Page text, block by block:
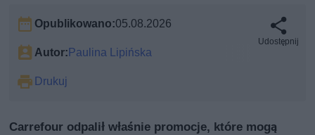
Opublikowano:05.08.2026
Autor: Paulina Lipińska
Drukuj
Udostępnij
Carrefour odpalił właśnie promocje, które mogą